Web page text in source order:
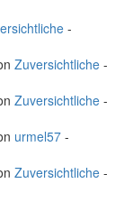
-
Zuversichtliche -
Zuversichtliche -
urmel57 -
Zuversichtliche -